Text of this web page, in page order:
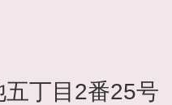
丁目2番25号